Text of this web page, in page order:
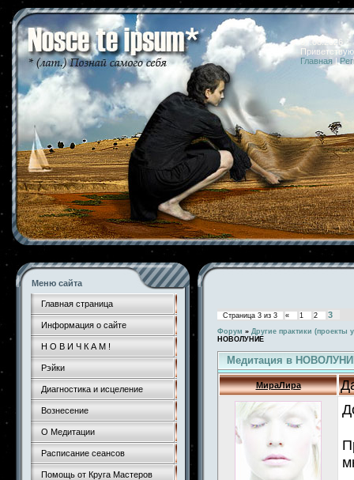
07.08.2026
Главная |
Меню сайта
Главная страница
Информация о сайте
Н О В И Ч К А М !
Рэйки
Диагностика и исцеление
Вознесение
О Медитации
Расписание сеансов
Помощь от Круга Мастеров
Страница 3 из 3 « 1 2 3
Форум » Другие практики (проекты
НОВОЛУНИЕ
Медитация в
МираЛира